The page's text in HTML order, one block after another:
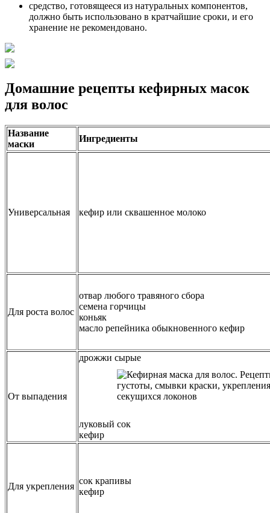
средство, готовящееся из натуральных компонентов,
должно быть использовано в кратчайшие сроки, и его
хранение не рекомендовано.
Домашние рецепты кефирных масок
для волос
Название
маски
Ингредиенты
Универсальная кефир или сквашенное молоко
Для роста волос
отвар любого травяного сбора
семена горчицы
коньяк
масло репейника обыкновенного кефир
От выпадения
дрожжи сырые
луковый сок
кефир
Для укрепления
сок крапивы
кефир